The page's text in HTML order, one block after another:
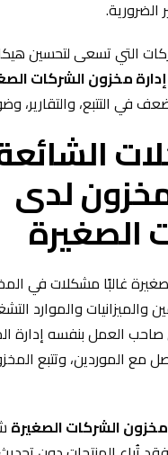
الضرورية.
التي تسعى لتحسين
إدارة مخزون الشركات
في التتبع، والتقارير،
لدى
الصغيرة
غالبًا مشكلات في
والموارد
صاحب العمل بنفسه إدارة
مع الموردين، وتتبع
مخزون الشركات الصغيرة